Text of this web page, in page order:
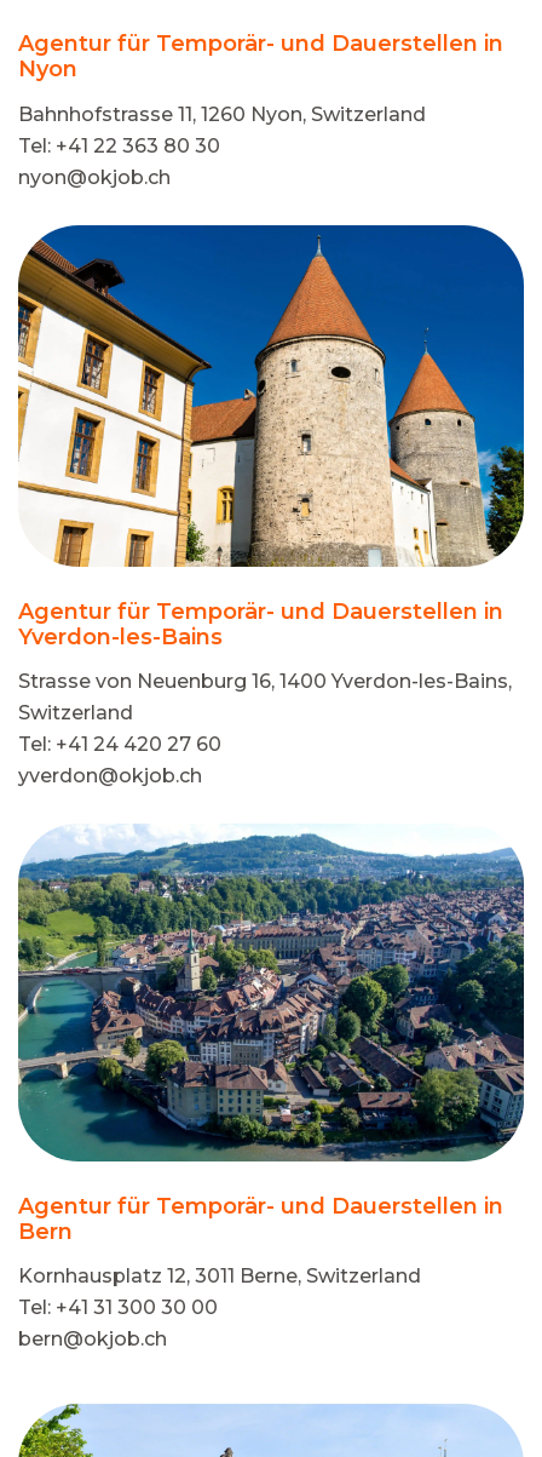
Agentur für Temporär- und Dauerstellen in
Nyon
Bahnhofstrasse 11, 1260 Nyon, Switzerland
Tel: +41 22 363 80 30
nyon@okjob.ch
Agentur für Temporär- und Dauerstellen in
Yverdon-les-Bains
Strasse von Neuenburg 16, 1400 Yverdon-les-Bains,
Switzerland
Tel: +41 24 420 27 60
yverdon@okjob.ch
Agentur für Temporär- und Dauerstellen in
Bern
Kornhausplatz 12, 3011 Berne, Switzerland
Tel: +41 31 300 30 00
bern@okjob.ch